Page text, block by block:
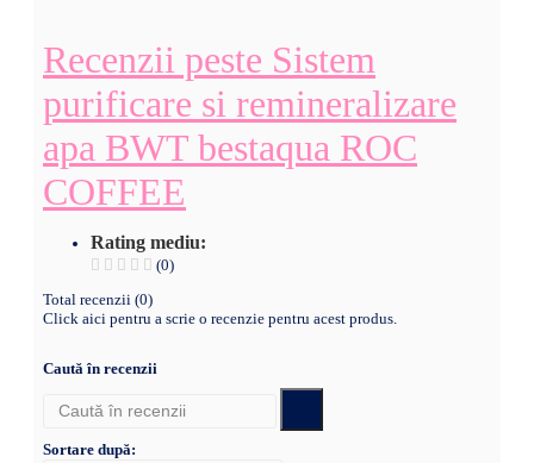
Recenzii peste Sistem
purificare si remineralizare
apa BWT bestaqua ROC
COFFEE
Rating mediu:
(0)
Total recenzii (0)
Click aici pentru a scrie o recenzie pentru acest produs.
Caută în recenzii
Sortare după: